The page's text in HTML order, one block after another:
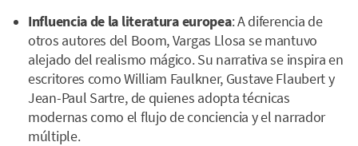
Influencia de la literatura europea: A diferencia de
otros autores del Boom, Vargas Llosa se mantuvo
alejado del realismo mágico. Su narrativa se inspira en
escritores como William Faulkner, Gustave Flaubert y
Jean-Paul Sartre, de quienes adopta técnicas
modernas como el flujo de conciencia y el narrador
múltiple.